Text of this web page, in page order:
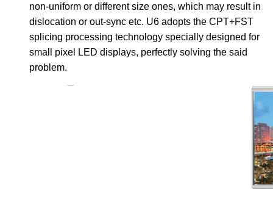
non-uniform or different size ones, which may result in
dislocation or out-sync etc. U6 adopts the CPT+FST
splicing processing technology specially designed for
small pixel LED displays, perfectly solving the said
problem.